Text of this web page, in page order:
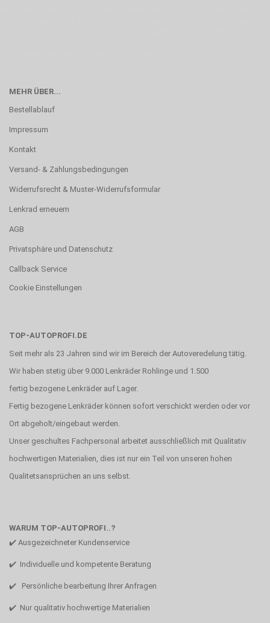
MEHR ÜBER...
Bestellablauf
Impressum
Kontakt
Versand- & Zahlungsbedingungen
Widerrufsrecht & Muster-Widerrufsformular
Lenkrad erneuern
AGB
Privatsphäre und Datenschutz
Callback Service
Cookie Einstellungen
TOP-AUTOPROFI.DE
Seit mehr als 23 Jahren sind wir im Bereich der Autoveredelung tätig.
Wir haben stetig über 9.000 Lenkräder Rohlinge und 1.500
fertig bezogene Lenkräder auf Lager.
Fertig bezogene Lenkräder können sofort verschickt werden oder vor
Ort abgeholt/eingebaut werden.
Unser geschultes Fachpersonal arbeitet ausschließlich mit Qualitativ
hochwertigen Materialien, dies ist nur ein Teil von unseren hohen
Qualitetsansprüchen an uns selbst.
WARUM TOP-AUTOPROFI..?
✔️ Ausgezeichneter Kundenservice
✔️ Individuelle und kompetente Beratung
✔️ Persönliche bearbeitung Ihrer Anfragen
✔️ Nur qualitativ hochwertige Materialien